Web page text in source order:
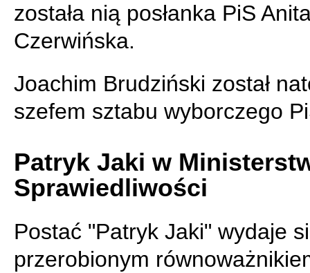
została nią posłanka PiS
Czerwińska.
Joachim Brudziński został
szefem sztabu wyborczego
Patryk Jaki w
Sprawiedliwości
Postać "Patryk Jaki" wydaje
przerobionym